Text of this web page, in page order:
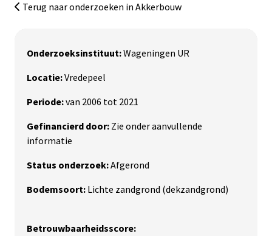
Terug naar onderzoeken in Akkerbouw
Onderzoeksinstituut:Wageningen UR
Locatie:Vredepeel
Periode:van 2006 tot 2021
Gefinancierd door: Zie onder aanvullende
informatie
Status onderzoek:Afgerond
Bodemsoort: Lichte zandgrond (dekzandgrond)
Betrouwbaarheidsscore: